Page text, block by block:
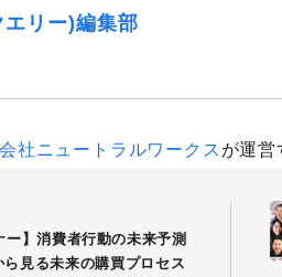
ケティング
サイト改善
リー)編集部
社ニュートラルワークス が運営
ー】消費者行動の未来予測
見る未来の購買プロセス